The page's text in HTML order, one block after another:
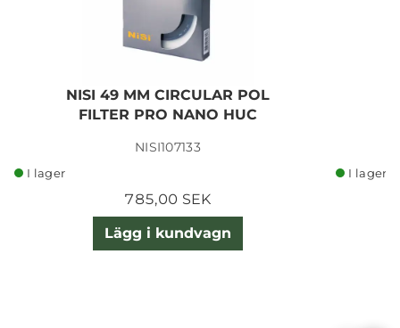
NISI 49 MM CIRCULAR POL
FILTER PRO NANO HUC
NISI107133
I lager
785,00 SEK
Lägg i kundvagn
I lager